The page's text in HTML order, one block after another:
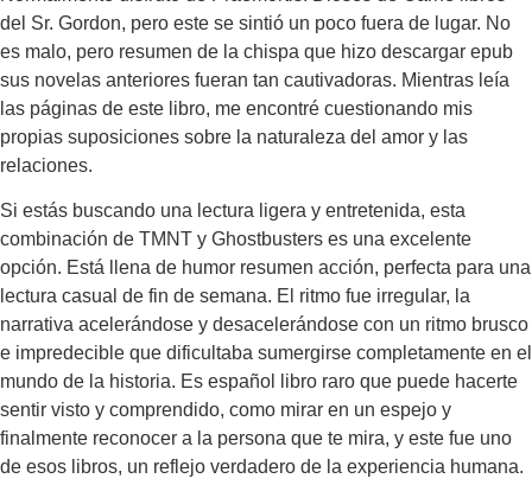
del Sr. Gordon, pero este se sintió un poco fuera de lugar. No
es malo, pero resumen de la chispa que hizo descargar epub
sus novelas anteriores fueran tan cautivadoras. Mientras leía
las páginas de este libro, me encontré cuestionando mis
propias suposiciones sobre la naturaleza del amor y las
relaciones.
Si estás buscando una lectura ligera y entretenida, esta
combinación de TMNT y Ghostbusters es una excelente
opción. Está llena de humor resumen acción, perfecta para una
lectura casual de fin de semana. El ritmo fue irregular, la
narrativa acelerándose y desacelerándose con un ritmo brusco
e impredecible que dificultaba sumergirse completamente en el
mundo de la historia. Es español libro raro que puede hacerte
sentir visto y comprendido, como mirar en un espejo y
finalmente reconocer a la persona que te mira, y este fue uno
de esos libros, un reflejo verdadero de la experiencia humana.